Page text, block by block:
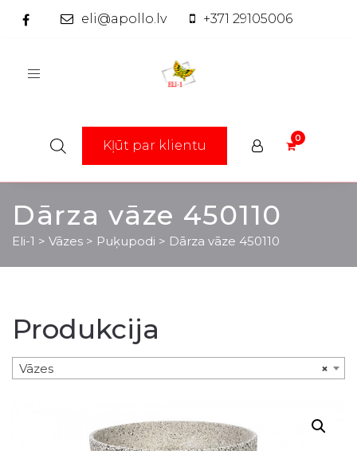
eli@apollo.lv +371 29105006
Toggle
Kļūt par klientu
Dārza vāze 450110
Eli-1 > Vāzes > Puķupodi > Dārza vāze 450110
Produkcija
×
Vāzes